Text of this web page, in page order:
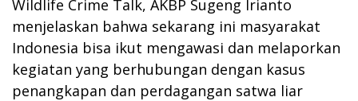
Wildlife Crime Talk, AKBP Sugeng Irianto
menjelaskan bahwa sekarang ini masyarakat
Indonesia bisa ikut mengawasi dan melaporkan
kegiatan yang berhubungan dengan kasus
penangkapan dan perdagangan satwa liar